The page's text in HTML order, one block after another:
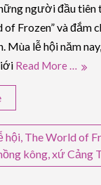
người đầu
of Frozen” và đắm
Mùa lễ hội năm
Read More …
hội, The World of
kông,xứ Cảng